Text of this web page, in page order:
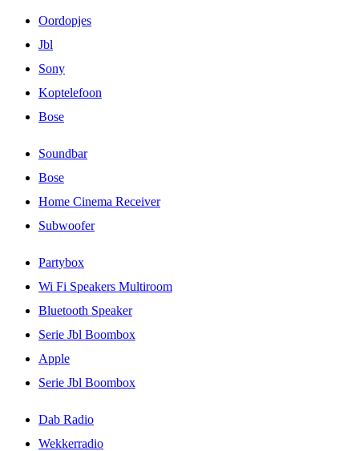
Oordopjes
Jbl
Sony
Koptelefoon
Bose
Soundbar
Bose
Home Cinema Receiver
Subwoofer
Partybox
Wi Fi Speakers Multiroom
Bluetooth Speaker
Serie Jbl Boombox
Apple
Serie Jbl Boombox
Dab Radio
Wekkerradio